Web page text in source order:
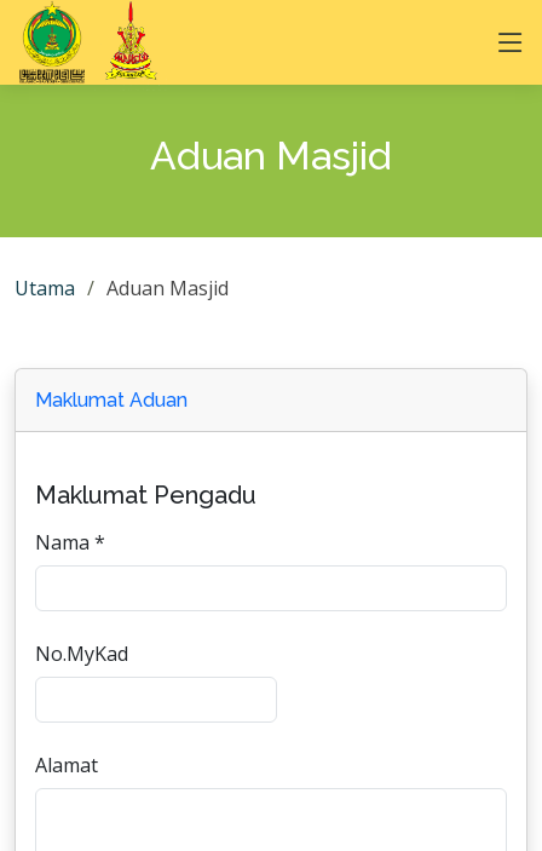
Aduan Masjid
Utama Aduan Masjid
Maklumat Aduan
Maklumat Pengadu
Nama *
No.MyKad
Alamat